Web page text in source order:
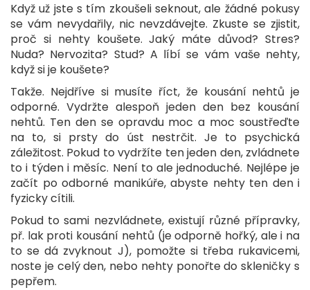
Když už jste s tím zkoušeli seknout, ale žádné pokusy
se vám nevydařily, nic nevzdávejte. Zkuste se zjistit,
proč si nehty koušete. Jaký máte důvod? Stres?
Nuda? Nervozita? Stud? A líbí se vám vaše nehty,
když si je koušete?
Takže. Nejdříve si musíte říct, že kousání nehtů je
odporné. Vydržte alespoň jeden den bez kousání
nehtů. Ten den se opravdu moc a moc soustřeďte
na to, si prsty do úst nestrčit. Je to psychická
záležitost. Pokud to vydržíte ten jeden den, zvládnete
to i týden i měsíc. Není to ale jednoduché. Nejlépe je
začít po odborné manikúře, abyste nehty ten den i
fyzicky cítili.
Pokud to sami nezvládnete, existují různé přípravky,
př. lak proti kousání nehtů (je odporně hořký, ale i na
to se dá zvyknout J), pomožte si třeba rukavicemi,
noste je celý den, nebo nehty ponořte do skleničky s
pepřem.